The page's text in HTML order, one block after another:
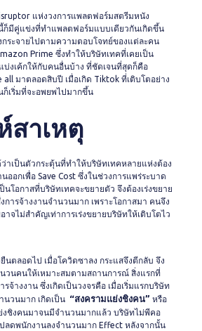
แห่งวงการแพลตฟอร์มสตรีมหนัง
ก็มีคู่แข่งที่ทำแพลตฟอร์มแบบเดียวกันเกิดขึ้น
กระจายไปตามความตอบโจทย์ของแต่ละคน
Prime ซึ่งทำให้บริษัทเทคที่เคยเป็น
บ่งเค้กให้กับคนอื่นบ้าง ที่ชัดเจนที่สุดก็คือ
all มาตลอดสิบปี เมื่อเกิด Tiktok ที่เติบโตอย่าง
ก็เริ่มที่จะอพยพไปมากขึ้น
สาเหตุ
าเป็นตัวกระตุ้นที่ทำให้บริษัทเทคหลายแห่งต้อง
ออกเพื่อ Save Cost ซึ่งในช่วงการแพร่ระบาด
นโอกาสที่บริษัทเทคจะขยายตัว จึงต้องเร่งขยาย
ารจ้างงานจำนวนมาก เพราะโอกาสมา คนจึง
จไม่สำคัญเท่าการเร่งขยายบริษัทให้เติบโตไว
นตลอดไป เมื่อโควิดซาลง กระแสจึงตีกลับ จึง
วนคนให้เหมาะสมตามสถานการณ์ สิ่งแรกที่
จ้างงาน ซึ่งเกิดเป็นวงจรคือ เมื่อเริ่มแรกบริษัท
นวนมาก เกิดเป็น “สงครามแย่งชิงคน” หรือ
งชิงคนมาจนมีจำนวนมากแล้ว บริษัทไม่พีคอ
ปลดพนักงานลงจำนวนมาก Effect หลังจากนั้น